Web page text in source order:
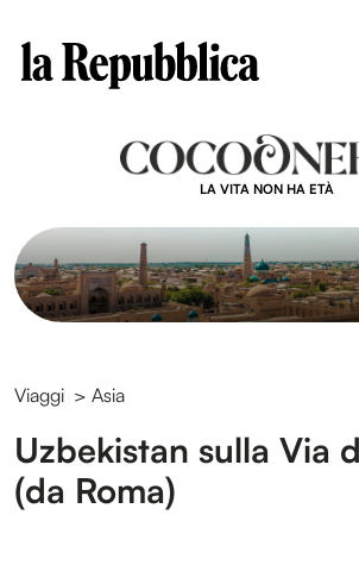
LA VITA NON HA ETÀ
Viaggi > Asia
Uzbekistan sulla Via
(da Roma)